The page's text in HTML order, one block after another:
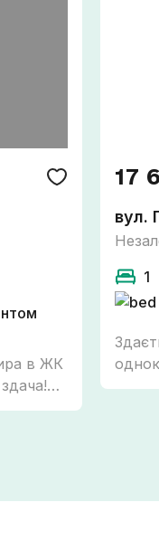
в ЖК
17
вул.
1
ПЕРША ЗДАЧА